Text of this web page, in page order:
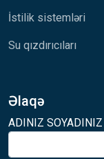
İstilik sistemləri
Su qızdırıcıları
Əlaqə
ADINIZ SOYADINIZ